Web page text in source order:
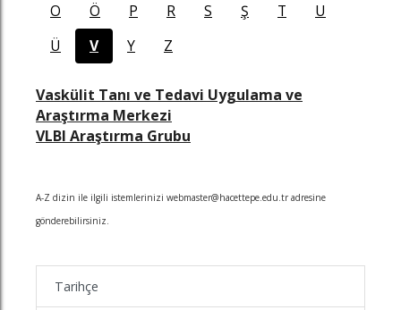
O
Ö P R S Ş T
U
Ü
V Y Z
Vaskülit Tanı ve Tedavi Uygulama ve
Araştırma Merkezi
VLBI Araştırma Grubu
A-Z dizin ile ilgili istemlerinizi webmaster@hacettepe.edu.tr adresine
gönderebilirsiniz.
Tarihçe
ziyaret edin
sayfamızı ziyaret edin